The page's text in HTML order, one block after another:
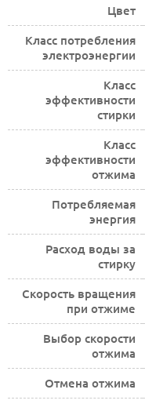
Цвет
Класс потребления
электроэнергии
Класс
эффективности
стирки
Класс
эффективности
отжима
Потребляемая
энергия
Расход воды за
стирку
Скорость вращения
при отжиме
Выбор скорости
отжима
Отмена отжима